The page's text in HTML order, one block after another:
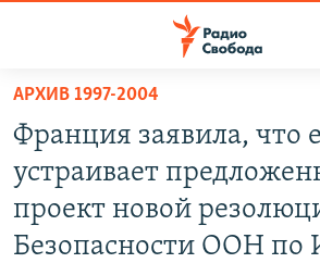
упрощенного
доступа
основному
содержанию
ПОДКАСТЫ
АВТОРСКИЕ ПРОЕКТЫ
ЦИТАТЫ СВОБОДЫ
АРХИВ 1997-2004
Франция заявила, что
устраивает
проект новой
Безопасности ООН по